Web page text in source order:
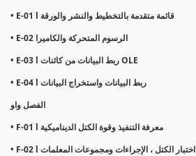
• E-01 l قائمة متقدمة بالتخطيط والنشر والورقة
• E-02 الرسوم المتحركة والكاميرا
• E-03 l ربط البيانات من كائنات OLE
• E-04 l ربط البيانات واستخراج البيانات
الفصل واو
• F-01 l معرفة التنفيذ وقوة الكتل الديناميكية
• F-02 l اختبار الكتل ، الإجراءات ومجموعات المعلمات